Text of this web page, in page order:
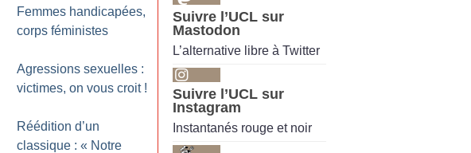
Femmes handicapées,
corps féministes
Agressions sexuelles :
victimes, on vous croit !
Réédition d’un
classique : « Notre
Suivre l’UCL sur
Mastodon
L’alternative libre à Twitter
Suivre l’UCL sur
Instagram
Instantanés rouge et noir